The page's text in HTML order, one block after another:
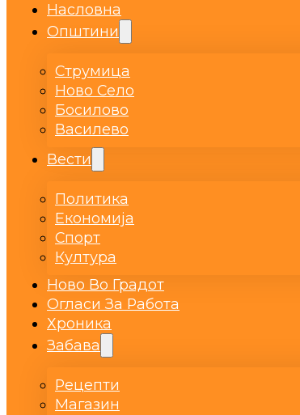
Насловна
Општини
Струмица
Ново Село
Босилово
Василево
Вести
Политика
Економија
Спорт
Култура
Ново Во Градот
Огласи За Работа
Хроника
Забава
Рецепти
Магазин